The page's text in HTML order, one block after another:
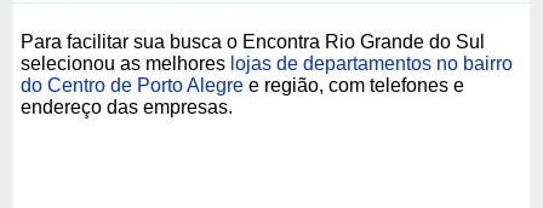
Para facilitar sua busca o Encontra Rio Grande do Sul
selecionou as melhores lojas de departamentos no bairro
do Centro de Porto Alegre e região, com telefones e
endereço das empresas.